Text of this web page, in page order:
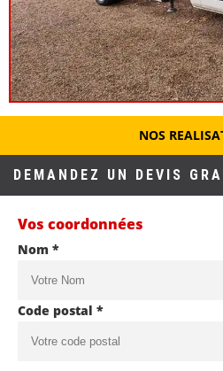
NOS
DEMANDEZ UN DEVIS
Vos coordonnées
Nom *
Code postal *